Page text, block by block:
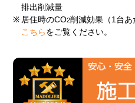
排出削減量
※ 居住時のCO2削減効果（1台あ
こちら をご覧ください。